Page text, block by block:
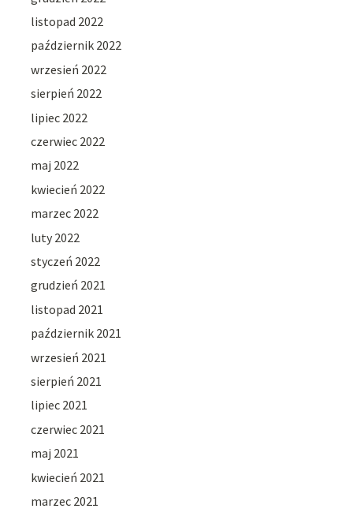
listopad 2022
październik 2022
wrzesień 2022
sierpień 2022
lipiec 2022
czerwiec 2022
maj 2022
kwiecień 2022
marzec 2022
luty 2022
styczeń 2022
grudzień 2021
listopad 2021
październik 2021
wrzesień 2021
sierpień 2021
lipiec 2021
czerwiec 2021
maj 2021
kwiecień 2021
marzec 2021